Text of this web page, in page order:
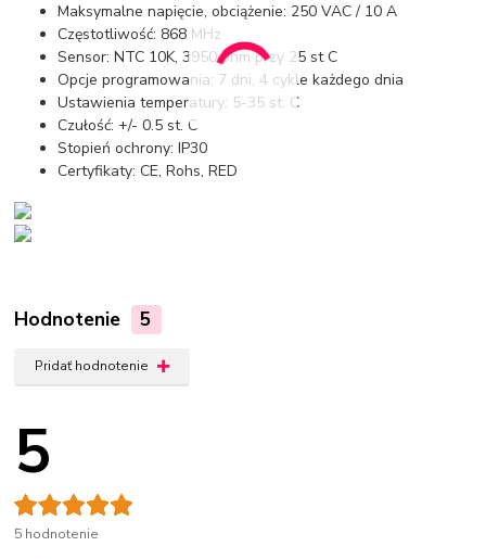
Maksymalne napięcie, obciążenie: 250 VAC / 10 A
Częstotliwość: 868 MHz
Sensor: NTC 10K, 3950 ohm przy 25 st C
Opcje programowania: 7 dni, 4 cykle każdego dnia
Ustawienia temperatury: 5-35 st. C
Czułość: +/- 0.5 st. C
Stopień ochrony: IP30
Certyfikaty: CE, Rohs, RED
Hodnotenie 5
Pridať hodnotenie
5
5 hodnotenie